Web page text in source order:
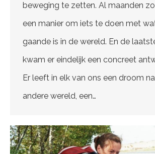
beweging te zetten. Al maanden
een manier om iets te doen met
gaande is in de wereld. En de
kwam er eindelijk een concreet
Er leeft in elk van ons een droom
andere wereld, een…